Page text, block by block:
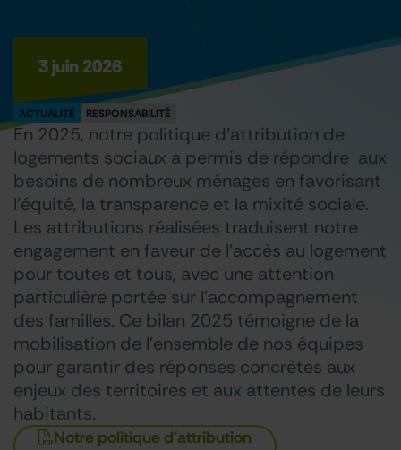
3 juin 2026
ACTUALITÉ RESPONSABILITÉ
En 2025, notre politique d’attribution de
logements sociaux a permis de répondre aux
besoins de nombreux ménages en favorisant
l’équité, la transparence et la mixité sociale.
Les attributions réalisées traduisent notre
engagement en faveur de l’accès au logement
pour toutes et tous, avec une attention
particulière portée sur l’accompagnement
des familles. Ce bilan 2025 témoigne de la
mobilisation de l’ensemble de nos équipes
pour garantir des réponses concrètes aux
enjeux des territoires et aux attentes de leurs
habitants.
Notre politique d'attribution